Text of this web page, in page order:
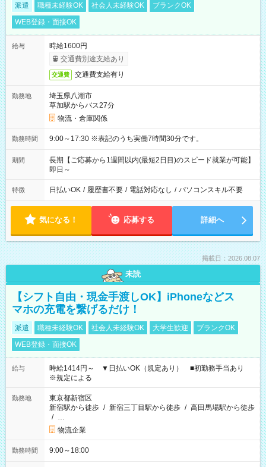
派遣 職種未経験OK 社会人未経験OK
ブランクOK
WEB登録・面接OK
給与
時給1600円
交通費別途支給あり
交通費 交通費支給有り
勤務地
埼玉県八潮市
草加駅からバス27分
物流・倉庫関係
勤務時間 9:00～17:30 ※表記のうち実働7時間30分です。
期間
長期【ご応募から1週間以内(最短2日目)のスピード就業が可能】
即日～
特徴 日払いOK / 履歴書不要 / 電話対応なし / パソコンスキル不要
気になる！ 応募する 詳細へ
掲載日：2026.08.07
未読
【シフト自由・現金手渡しOK】iPhoneなどス
マホの充電を繋げるだけ！
派遣 職種未経験OK 社会人未経験OK 大学生歓迎
ブランクOK
WEB登録・面接OK
給与
時給1414円～ ▼日払いOK（規定あり） ■初勤務手当あり
※規定による
勤務地
東京都新宿区
新宿駅から徒歩 / 新宿三丁目駅から徒歩 / 高田馬場駅から徒歩
/ …
物流企業
勤務時間 9:00～18:00